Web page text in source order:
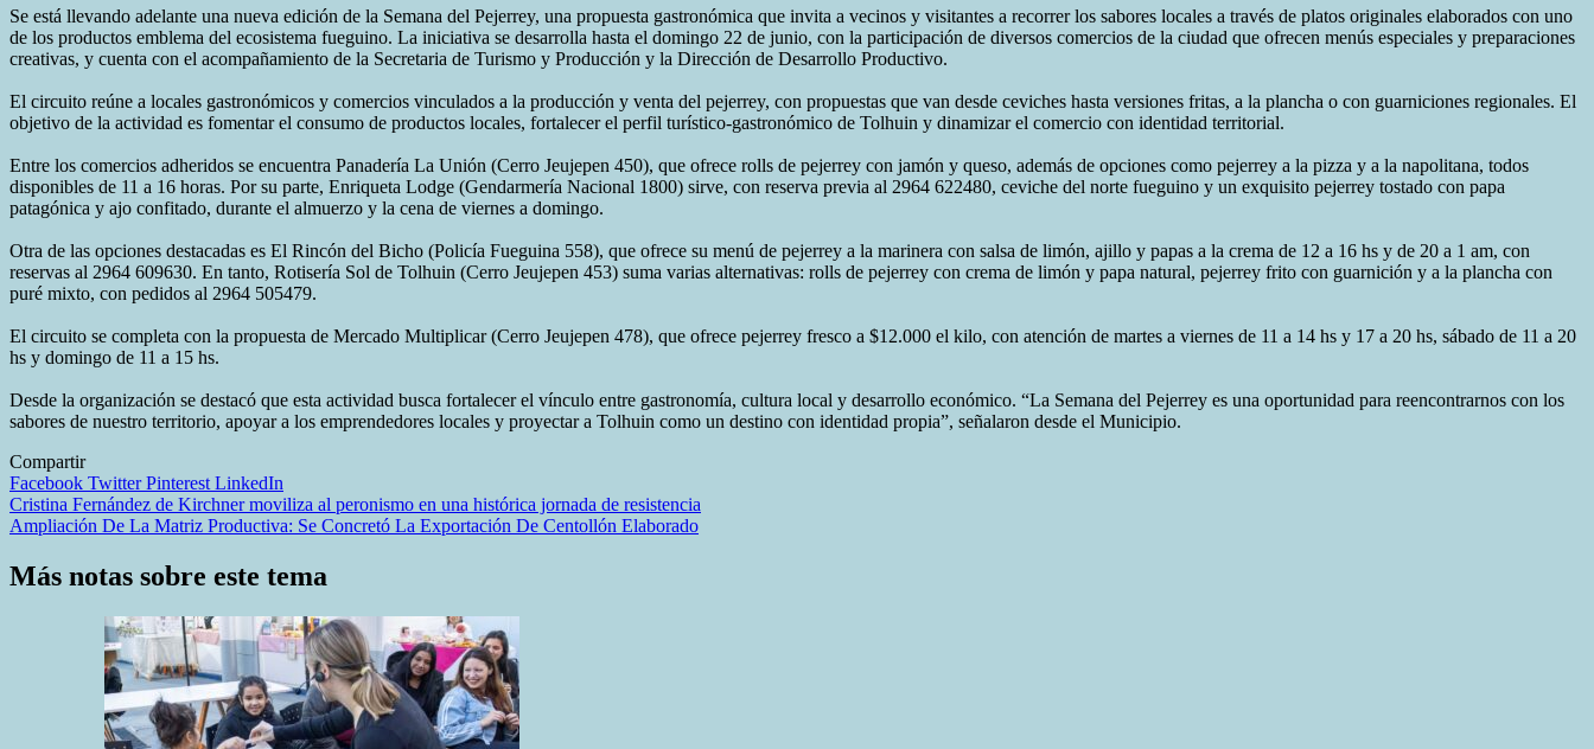
Se está llevando adelante una nueva edición de la Semana del Pejerrey, una propuesta gastronómica que invita a vecinos y visitantes a recorrer los sabores locales a través de platos originales elaborados con uno
de los productos emblema del ecosistema fueguino. La iniciativa se desarrolla hasta el domingo 22 de junio, con la participación de diversos comercios de la ciudad que ofrecen menús especiales y preparaciones
creativas, y cuenta con el acompañamiento de la Secretaria de Turismo y Producción y la Dirección de Desarrollo Productivo.
El circuito reúne a locales gastronómicos y comercios vinculados a la producción y venta del pejerrey, con propuestas que van desde ceviches hasta versiones fritas, a la plancha o con guarniciones regionales. El
objetivo de la actividad es fomentar el consumo de productos locales, fortalecer el perfil turístico-gastronómico de Tolhuin y dinamizar el comercio con identidad territorial.
Entre los comercios adheridos se encuentra Panadería La Unión (Cerro Jeujepen 450), que ofrece rolls de pejerrey con jamón y queso, además de opciones como pejerrey a la pizza y a la napolitana, todos
disponibles de 11 a 16 horas. Por su parte, Enriqueta Lodge (Gendarmería Nacional 1800) sirve, con reserva previa al 2964 622480, ceviche del norte fueguino y un exquisito pejerrey tostado con papa
patagónica y ajo confitado, durante el almuerzo y la cena de viernes a domingo.
Otra de las opciones destacadas es El Rincón del Bicho (Policía Fueguina 558), que ofrece su menú de pejerrey a la marinera con salsa de limón, ajillo y papas a la crema de 12 a 16 hs y de 20 a 1 am, con
reservas al 2964 609630. En tanto, Rotisería Sol de Tolhuin (Cerro Jeujepen 453) suma varias alternativas: rolls de pejerrey con crema de limón y papa natural, pejerrey frito con guarnición y a la plancha con
puré mixto, con pedidos al 2964 505479.
El circuito se completa con la propuesta de Mercado Multiplicar (Cerro Jeujepen 478), que ofrece pejerrey fresco a $12.000 el kilo, con atención de martes a viernes de 11 a 14 hs y 17 a 20 hs, sábado de 11 a 20
hs y domingo de 11 a 15 hs.
Desde la organización se destacó que esta actividad busca fortalecer el vínculo entre gastronomía, cultura local y desarrollo económico. “La Semana del Pejerrey es una oportunidad para reencontrarnos con los
sabores de nuestro territorio, apoyar a los emprendedores locales y proyectar a Tolhuin como un destino con identidad propia”, señalaron desde el Municipio.
Compartir
Facebook TwitterPinterest LinkedIn
Navegación
de
entradas
Cristina Fernández de Kirchner moviliza al peronismo en una histórica jornada de resistencia
Ampliación De La Matriz Productiva: Se Concretó La Exportación De Centollón Elaborado
Más notas sobre este tema